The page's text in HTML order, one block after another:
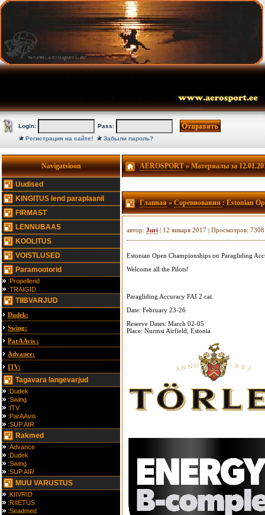
Login:
Pass:
Регистрация на сайте!
Забыли пароль?
Navigatsioon
Uudised
KINGITUS lend paraplaanil
FIRMAST
LENNUBAAS
KOOLITUS
VOISTLUSED
Paramootorid
:Propellerid
:TRAIGID
TIIBVARJUD
Dudek:
Swing:
ParAAvis :
Advance:
ITV:
Tagavara langevarjud
:Dudek
:Swing
:ITV
:ParAAvis
:SUP AIR
Rakmed
:Advance
:Dudek
:Swing
:SUP AIR
MUU VARUSTUS
:KIIVRID
:RIIETUS
:Seadmed
AEROSPORT» Материалы за
Главная»Соревнования: Estonian
автор: Juri | 12 января 2017 | Просмотров: 7308
Estonian Open Championships on Paragliding
Welcome all the Pilots!
Paragliding Accuracy FAI 2 cat.
Date: February 23-26
Reserve Dates: March 02-05
Place: Nurmsi Airfield, Estonia